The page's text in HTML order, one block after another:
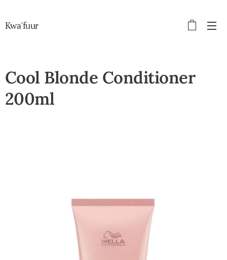
Kwa'fuur
Cool Blonde Conditioner
200ml